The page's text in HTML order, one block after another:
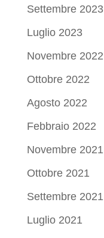
Settembre 2023
Luglio 2023
Novembre 2022
Ottobre 2022
Agosto 2022
Febbraio 2022
Novembre 2021
Ottobre 2021
Settembre 2021
Luglio 2021